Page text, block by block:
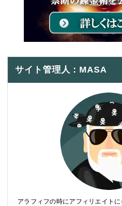
サイト管理人：MASA
アラフィフの時にアフィリエイト